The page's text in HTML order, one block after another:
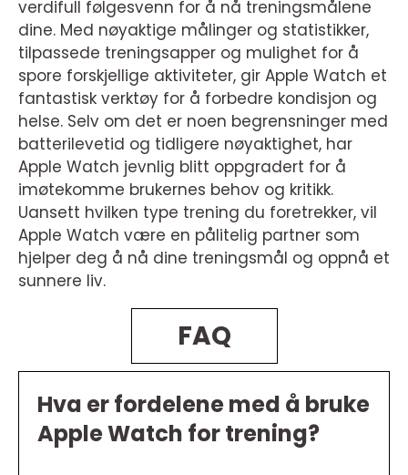
verdifull følgesvenn for å nå treningsmålene
dine. Med nøyaktige målinger og statistikker,
tilpassede treningsapper og mulighet for å
spore forskjellige aktiviteter, gir Apple Watch et
fantastisk verktøy for å forbedre kondisjon og
helse. Selv om det er noen begrensninger med
batterilevetid og tidligere nøyaktighet, har
Apple Watch jevnlig blitt oppgradert for å
imøtekomme brukernes behov og kritikk.
Uansett hvilken type trening du foretrekker, vil
Apple Watch være en pålitelig partner som
hjelper deg å nå dine treningsmål og oppnå et
sunnere liv.
FAQ
Hva er fordelene med å bruke
Apple Watch for trening?